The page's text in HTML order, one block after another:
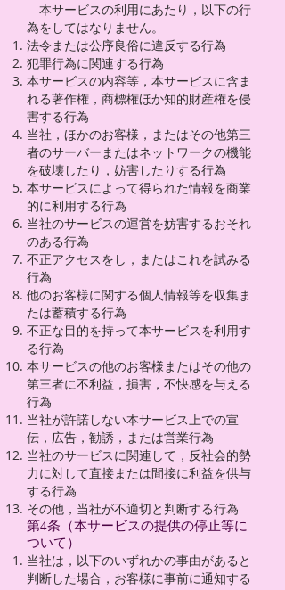
本サービスの利用にあたり，以下の行
為をしてはなりません。
法令または公序良俗に違反する行為
犯罪行為に関連する行為
本サービスの内容等，本サービスに含ま
れる著作権，商標権ほか知的財産権を侵
害する行為
当社，ほかのお客様，またはその他第三
者のサーバーまたはネットワークの機能
を破壊したり，妨害したりする行為
本サービスによって得られた情報を商業
的に利用する行為
当社のサービスの運営を妨害するおそれ
のある行為
不正アクセスをし，またはこれを試みる
行為
他のお客様に関する個人情報等を収集ま
たは蓄積する行為
不正な目的を持って本サービスを利用す
る行為
本サービスの他のお客様またはその他の
第三者に不利益，損害，不快感を与える
行為
当社が許諾しない本サービス上での宣
伝，広告，勧誘，または営業行為
当社のサービスに関連して，反社会的勢
力に対して直接または間接に利益を供与
する行為
その他，当社が不適切と判断する行為
第4条（本サービスの提供の停止等に
ついて）
当社は，以下のいずれかの事由があると
判断した場合，お客様に事前に通知する